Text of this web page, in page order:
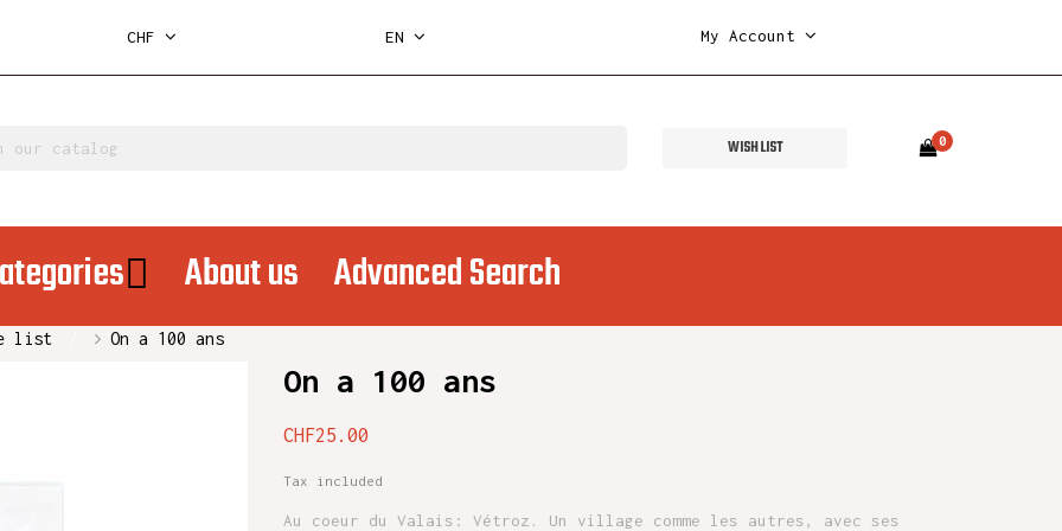
CHF EN My Account
WISH LIST 0
About us Advanced Search
list On a 100 ans
On a 100 ans
CHF25.00
Tax included
Au coeur du Valais: Vétroz. Un village comme les autres, avec ses